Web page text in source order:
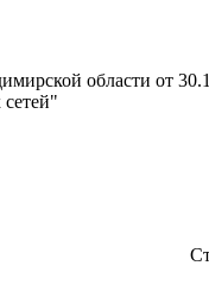
области от